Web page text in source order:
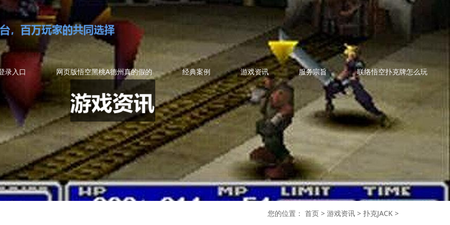
录入口 网页版悟空黑桃A德州真的假的 经典案例 游戏资讯 服务宗旨 联络悟空扑克牌怎么玩
您的位置： 首页 > 游戏资讯 > 扑克JACK >